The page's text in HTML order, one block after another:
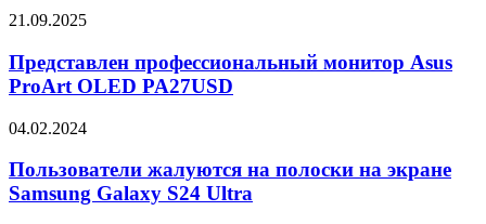
Label
Kit
Представлен
монитор
Asus
ProArt
PA27USD
21.09.2025
Представлен профессиональный монитор Asus
ProArt OLED PA27USD
Пользователи
на
полоски
на
04.02.2024
Пользователи жалуются на полоски на экране
Samsung Galaxy S24 Ultra